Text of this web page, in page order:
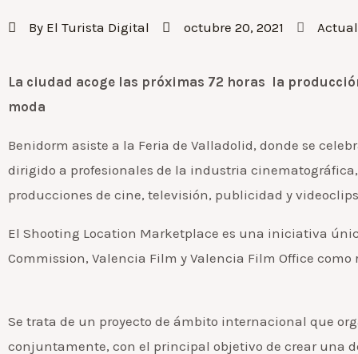
By El Turista Digital octubre 20, 2021
La ciudad acoge las próximas 72 horas la
moda
Benidorm asiste a la Feria de Valladolid, donde se
dirigido a profesionales de la industria
producciones de cine, televisión, publicidad y videoclips
El Shooting Location Marketplace es una iniciativa
Commission, Valencia Film y Valencia Film Office
Se trata de un proyecto de ámbito internacional que
conjuntamente, con el principal objetivo de crear una